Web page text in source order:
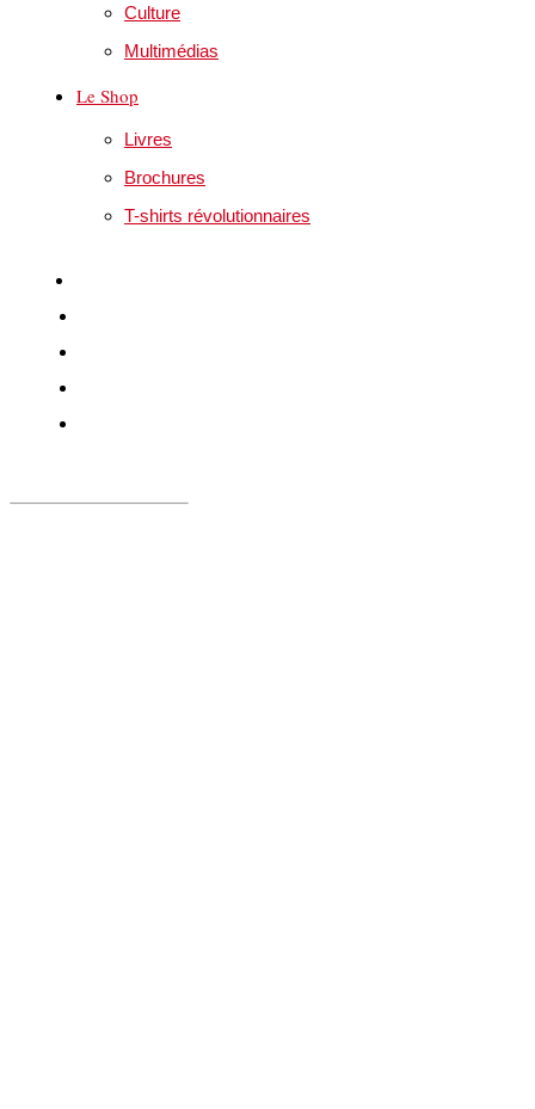
Culture
Multimédias
Le Shop
Livres
Brochures
T-shirts révolutionnaires